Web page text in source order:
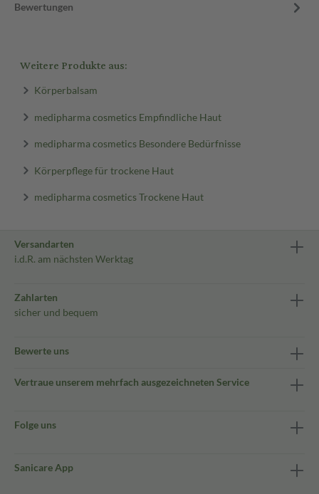
Bewertungen
Weitere Produkte aus:
Körperbalsam
medipharma cosmetics Empfindliche Haut
medipharma cosmetics Besondere Bedürfnisse
Körperpflege für trockene Haut
medipharma cosmetics Trockene Haut
Versandarten
i.d.R. am nächsten Werktag
Zahlarten
sicher und bequem
Bewerte uns
Vertraue unserem mehrfach ausgezeichneten Service
Folge uns
Sanicare App